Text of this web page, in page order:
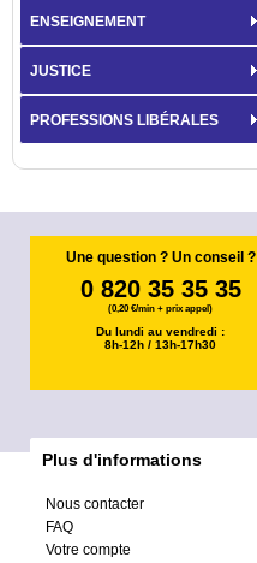
ENSEIGNEMENT
JUSTICE
PROFESSIONS LIBÉRALES
Une question ? Un conseil ?
0 820 35 35 35
(0,20 €/min + prix appel)
Du lundi au vendredi :
8h-12h / 13h-17h30
Plus d'informations
Nous contacter
FAQ
Votre compte